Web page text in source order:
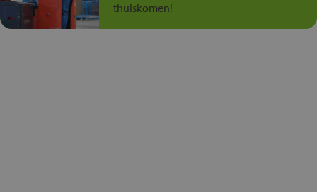
thuiskomen!